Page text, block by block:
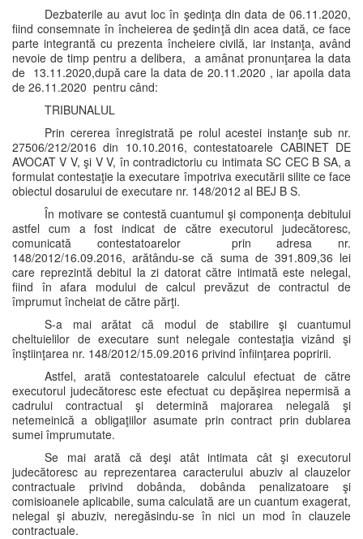
Dezbaterile au avut loc în şedinţa din data de 06.11.2020,
fiind consemnate în încheierea de şedinţă din acea dată, ce face
parte integrantă cu prezenta încheiere civilă, iar instanţa, având
nevoie de timp pentru a delibera, a amânat pronunţarea la data
de 13.11.2020,după care la data de 20.11.2020 , iar apoila data
de 26.11.2020 pentru când:
TRIBUNALUL
Prin cererea înregistrată pe rolul acestei instanţe sub nr.
27506/212/2016 din 10.10.2016, contestatoarele CABINET DE
AVOCAT V V, şi V V, în contradictoriu cu intimata SC CEC B SA, a
formulat contestaţie la executare împotriva executării silite ce face
obiectul dosarului de executare nr. 148/2012 al BEJ B S.
În motivare se contestă cuantumul şi componenţa debitului
astfel cum a fost indicat de către executorul judecătoresc,
comunicată contestatoarelor prin adresa nr.
148/2012/16.09.2016, arătându-se că suma de 391.809,36 lei
care reprezintă debitul la zi datorat către intimată este nelegal,
fiind în afara modului de calcul prevăzut de contractul de
împrumut încheiat de către părţi.
S-a mai arătat că modul de stabilire şi cuantumul
cheltuielilor de executare sunt nelegale contestaţia vizând şi
înştiinţarea nr. 148/2012/15.09.2016 privind înfiinţarea popririi.
Astfel, arată contestatoarele calculul efectuat de către
executorul judecătoresc este efectuat cu depăşirea nepermisă a
cadrului contractual şi determină majorarea nelegală şi
netemeinică a obligaţiilor asumate prin contract prin dublarea
sumei împrumutate.
Se mai arată că deşi atât intimata cât şi executorul
judecătoresc au reprezentarea caracterului abuziv al clauzelor
contractuale privind dobânda, dobânda penalizatoare şi
comisioanele aplicabile, suma calculată are un cuantum exagerat,
nelegal şi abuziv, neregăsindu-se în nici un mod în clauzele
contractuale.